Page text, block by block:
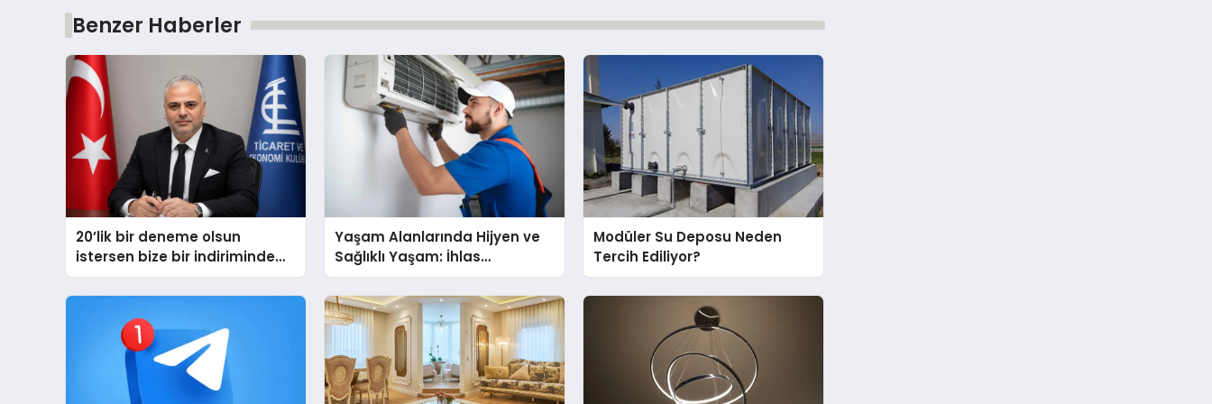
Benzer Haberler
20’lik bir deneme olsun
istersen bize bir indiriminde
olursa her hafta olacak
Yaşam Alanlarında Hijyen ve
Sağlıklı Yaşam: İhlas
Cihazlarında Dürüst Teknik
Destek Deneyimi
Modüler Su Deposu Neden
Tercih Ediliyor?